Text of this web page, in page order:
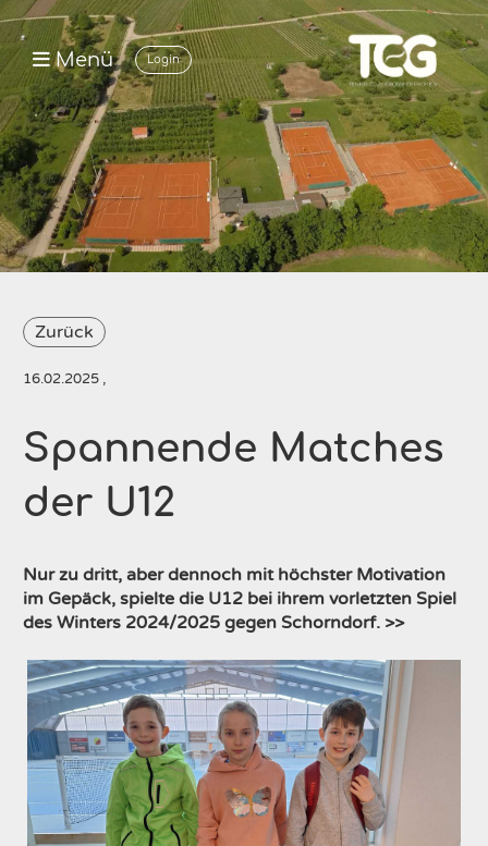
Login
Menü
Zurück
16.02.2025 ,
Spannende Matches
der U12
Nur zu dritt, aber dennoch mit höchster Motivation
im Gepäck, spielte die U12 bei ihrem vorletzten Spiel
des Winters 2024/2025 gegen Schorndorf. >>